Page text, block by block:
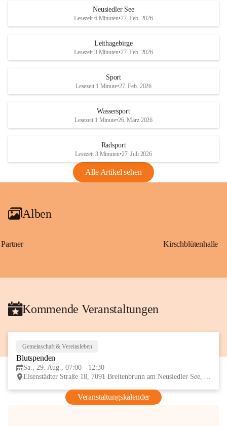
S
und den daraus folgenden wirtschaftlichen
Maßnahmen zur Bekämpfung
Rebe und der Amerikanischen
Anhang VBl. EU Nr. 18
1 Seite•1,4 MB
VBl. EU Nr. 18_2026
r
S
Neusiedler See
Lesezeit 6 Minuten•27. Feb. 2026
Leithagebirge
Lesezeit 3 Minuten•27. Feb. 2026
Sport
Lesezeit 1 Minute•27. Feb. 2026
Wassersport
Lesezeit 1 Minute•26. März 2026
Radsport
Lesezeit 3 Minuten•27. Juli 2026
Alle Artikel sehen
Alben
Partner Kirschblütenhalle
Kommende Veranstaltungen
Gemeinschaft & Vereinsleben
Blutspenden
Sa., 29. Aug., 07:00 - 12:30
Eisenstädter Straße 18, 7091 Breitenbrunn am Neusiedler See, AUT
Veranstaltungskalender